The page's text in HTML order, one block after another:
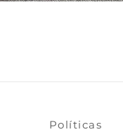
​​​​Políticas